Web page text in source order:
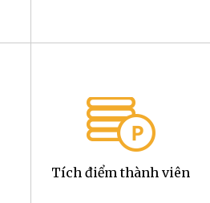
Tích điểm thành viên